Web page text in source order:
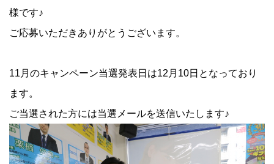
様です♪
ご応募いただきありがとうございます。
11月のキャンペーン当選発表日は12月10日となっており
ます。
ご当選された方には当選メールを送信いたします♪